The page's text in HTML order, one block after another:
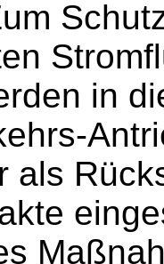
in
als